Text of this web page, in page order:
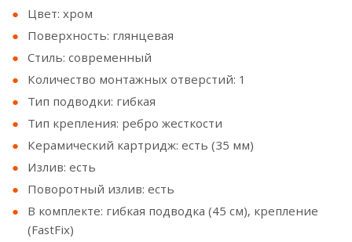
Цвет: хром
Поверхность: глянцевая
Стиль: современный
Количество монтажных отверстий: 1
Тип подводки: гибкая
Тип крепления: ребро жесткости
Керамический картридж: есть (35 мм)
Излив: есть
Поворотный излив: есть
В комплекте: гибкая подводка (45 см), крепление
(FastFix)